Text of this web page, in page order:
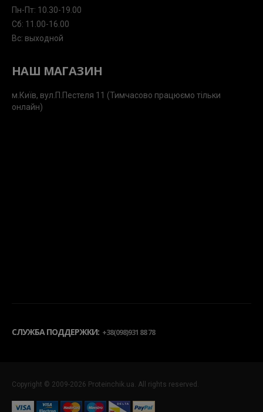
Пн-Пт: 10.30-19.00
Сб: 11.00-16.00
Вс: выходной
НАШ МАГАЗИН
м.Київ, вул.П.Пестеля 11 (Тимчасово працюємо тільки
онлайн)
СЛУЖБА ПОДДЕРЖКИ: +38(098)931 88 78
Copyright © 2009-2026 Proteinchik.ua. All rights reserved.